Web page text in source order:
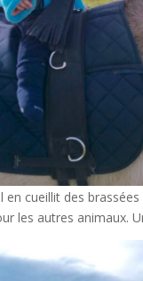
cueillit des
les autres animaux.